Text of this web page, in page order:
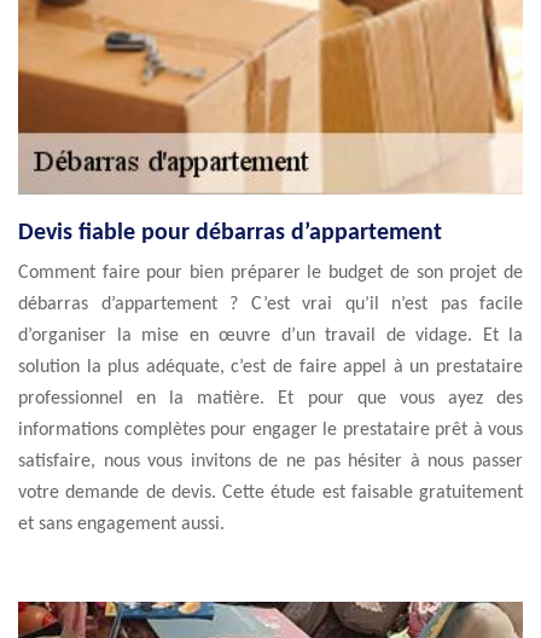
Devis fiable pour débarras d’appartement
Comment faire pour bien préparer le budget de son projet de
débarras d’appartement ? C’est vrai qu’il n’est pas facile
d’organiser la mise en œuvre d’un travail de vidage. Et la
solution la plus adéquate, c’est de faire appel à un prestataire
professionnel en la matière. Et pour que vous ayez des
informations complètes pour engager le prestataire prêt à vous
satisfaire, nous vous invitons de ne pas hésiter à nous passer
votre demande de devis. Cette étude est faisable gratuitement
et sans engagement aussi.